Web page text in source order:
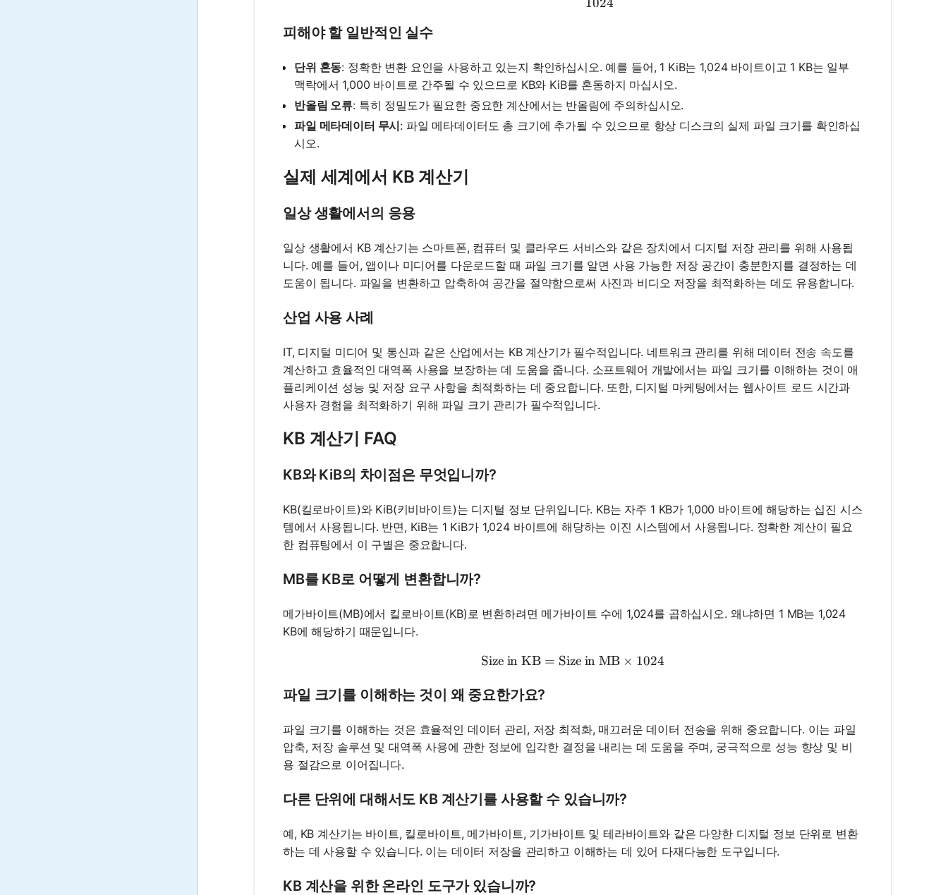
피해야 할 일반적인 실수
단위 혼동: 정확한 변환 요인을 사용하고 있는지 확인하십시오. 예를 들어, 1 KiB는 1,024 바이트이고 1 KB는 일부
맥락에서 1,000 바이트로 간주될 수 있으므로 KB와 KiB를 혼동하지 마십시오.
반올림 오류: 특히 정밀도가 필요한 중요한 계산에서는 반올림에 주의하십시오.
파일 메타데이터 무시: 파일 메타데이터도 총 크기에 추가될 수 있으므로 항상 디스크의 실제 파일 크기를 확인하십
시오.
실제 세계에서 KB 계산기
일상 생활에서의 응용
일상 생활에서 KB 계산기는 스마트폰, 컴퓨터 및 클라우드 서비스와 같은 장치에서 디지털 저장 관리를 위해 사용됩
니다. 예를 들어, 앱이나 미디어를 다운로드할 때 파일 크기를 알면 사용 가능한 저장 공간이 충분한지를 결정하는 데
도움이 됩니다. 파일을 변환하고 압축하여 공간을 절약함으로써 사진과 비디오 저장을 최적화하는 데도 유용합니다.
산업 사용 사례
IT, 디지털 미디어 및 통신과 같은 산업에서는 KB 계산기가 필수적입니다. 네트워크 관리를 위해 데이터 전송 속도를
계산하고 효율적인 대역폭 사용을 보장하는 데 도움을 줍니다. 소프트웨어 개발에서는 파일 크기를 이해하는 것이 애
플리케이션 성능 및 저장 요구 사항을 최적화하는 데 중요합니다. 또한, 디지털 마케팅에서는 웹사이트 로드 시간과
사용자 경험을 최적화하기 위해 파일 크기 관리가 필수적입니다.
KB 계산기 FAQ
KB와 KiB의 차이점은 무엇입니까?
KB(킬로바이트)와 KiB(키비바이트)는 디지털 정보 단위입니다. KB는 자주 1 KB가 1,000 바이트에 해당하는 십진 시스
템에서 사용됩니다. 반면, KiB는 1 KiB가 1,024 바이트에 해당하는 이진 시스템에서 사용됩니다. 정확한 계산이 필요
한 컴퓨팅에서 이 구별은 중요합니다.
MB를 KB로 어떻게 변환합니까?
메가바이트(MB)에서 킬로바이트(KB)로 변환하려면 메가바이트 수에 1,024를 곱하십시오. 왜냐하면 1 MB는 1,024
KB에 해당하기 때문입니다.
\text{Size in KB} = \text{Size in MB} \times 1024
Size in KB = Size in MB × 1024
파일 크기를 이해하는 것이 왜 중요한가요?
파일 크기를 이해하는 것은 효율적인 데이터 관리, 저장 최적화, 매끄러운 데이터 전송을 위해 중요합니다. 이는 파일
압축, 저장 솔루션 및 대역폭 사용에 관한 정보에 입각한 결정을 내리는 데 도움을 주며, 궁극적으로 성능 향상 및 비
용 절감으로 이어집니다.
다른 단위에 대해서도 KB 계산기를 사용할 수 있습니까?
예, KB 계산기는 바이트, 킬로바이트, 메가바이트, 기가바이트 및 테라바이트와 같은 다양한 디지털 정보 단위로 변환
하는 데 사용할 수 있습니다. 이는 데이터 저장을 관리하고 이해하는 데 있어 다재다능한 도구입니다.
KB 계산을 위한 온라인 도구가 있습니까?